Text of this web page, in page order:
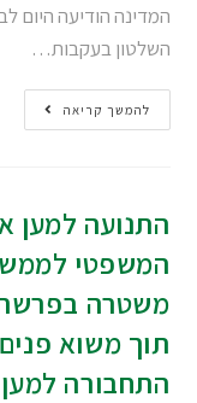
המדינה הודיעה היום
השלטון בעקבות…
להמשך קריאה
התנועה למען
המשפטי
משטרה
תוך משוא
התחבורה למען